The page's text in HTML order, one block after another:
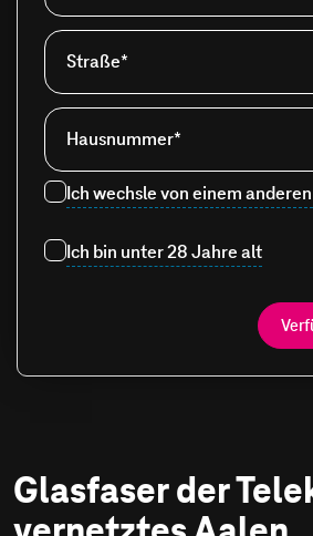
Straße*
Hausnummer*
Ich wechsle von einem
Ich bin unter 28 Jahre alt
Glasfaser der